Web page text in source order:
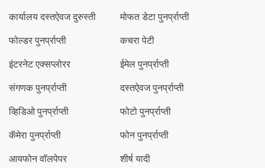
कार्यालय दस्तऐवज दुरुस्ती
मोफत डेटा पुनर्प्राप्ती
फोल्डर पुनर्प्राप्ती
कचरा पेटी
इंटरनेट एक्सप्लोरर
ईमेल पुनर्प्राप्ती
संगणक पुनर्प्राप्ती
दस्तऐवज पुनर्प्राप्ती
व्हिडिओ पुनर्प्राप्ती
फोटो पुनर्प्राप्ती
कॅमेरा पुनर्प्राप्ती
फोन पुनर्प्राप्ती
आयफोन वॉलपेपर
शीर्ष यादी